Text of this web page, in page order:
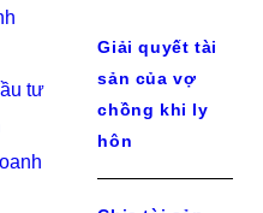
tư
Giải quyết tài
sản của vợ
chồng khi ly
hôn